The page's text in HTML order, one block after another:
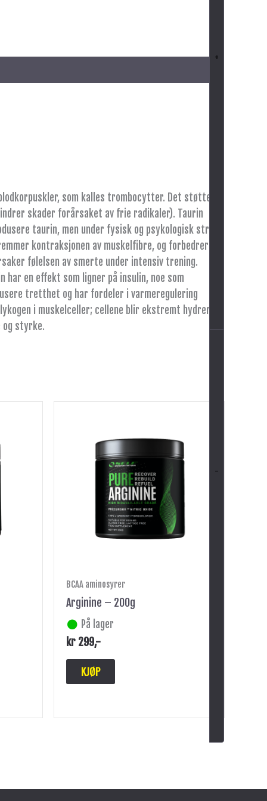
-
+
som kalles trombocytter. Det støtter
skader forårsaket av frie radikaler). Taurin
taurin, men under fysisk og psykologisk stress
kontraksjonen av muskelfibre, og forbedrer
følelsen av smerte under intensiv trening.
har en effekt som ligner på insulin, noe som
tretthet og har fordeler i varmeregulering
i muskelceller; cellene blir ekstremt hydrerte
og styrke.
BCAA aminosyrer
Arginine – 200g
På lager
kr 299,-
KJØP